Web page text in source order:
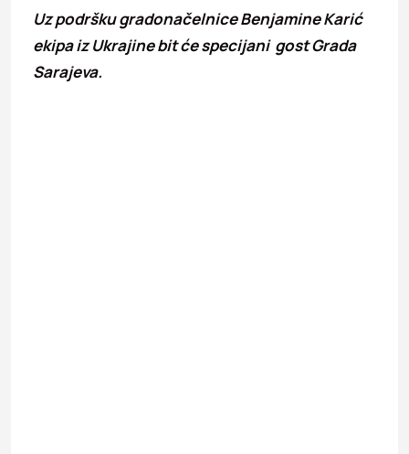
Uz podršku gradonačelnice Benjamine Karić
ekipa iz Ukrajine bit će specijani gost Grada
Sarajeva.